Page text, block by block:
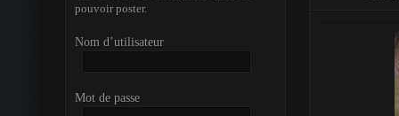
pouvoir poster.
Nom d’utilisateur
Mot de passe